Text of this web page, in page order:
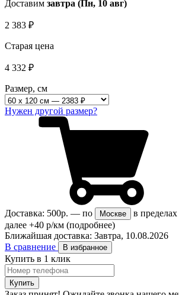
Доставим завтра (Пн, 10 авг)
2 383 ₽
Старая цена
4 332 ₽
Размер, см
Нужен другой размер?
Доставка: 500р. — по Москве
в
далее +40 р/км (подробнее)
Ближайшая доставка: Завтра, 10.08.2026
В сравнение
В избранное
Купить в 1 клик
Купить